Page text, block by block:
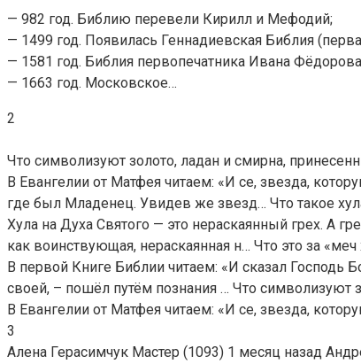
— 982 год. Библию перевели Кирилл и Мефодий;
— 1499 год. Появилась Геннадиевская Библия
— 1581 год. Библия первопечатника Ивана
— 1663 год. Московское…
2
Что символизуют золото, ладан и смирна,
В Евангелии от Матфея читаем: «И се, звезда,
где был Младенец. Увидев же звезд… Что такое
Хула на Духа Святого — это нераскаянный грех. А
как воинствующая, нераскаянная н… Что это за
В первой Книге Библии читаем: «И сказал Господь
своей, – пошёл путём познания … Что символизуют
В Евангелии от Матфея читаем: «И се, звезда,
3
Алена Герасимчук Мастер (1093) 1 месяц назад